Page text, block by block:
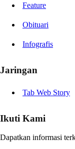
Feature
Obituari
Infografis
Jaringan
Tab Web Story
Ikuti Kami
Dapatkan informasi